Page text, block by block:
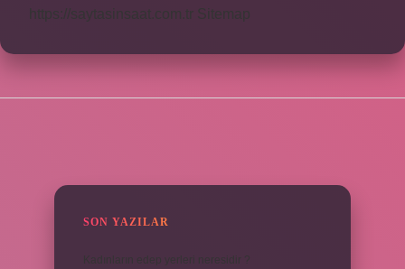
https://saytasinsaat.com.tr Sitemap
SON YAZILAR